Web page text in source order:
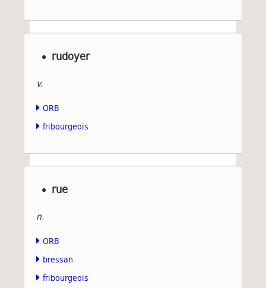
rudoyer
v.
ORB
fribourgeois
rue
n.
ORB
bressan
fribourgeois